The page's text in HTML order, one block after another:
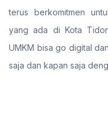
terus berkomitmen
yang ada di Kota
UMKM bisa go digital
saja dan kapan saja